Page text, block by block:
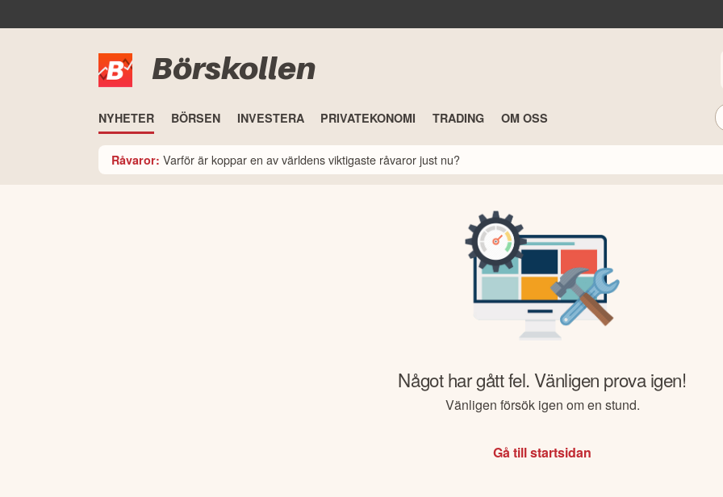
Börskollen
NYHETER BÖRSEN INVESTERA PRIVATEKONOMI TRADING OM OSS
Råvaror: Varför är koppar en av världens viktigaste råvaror just nu?
Något har gått fel. Vänligen prova igen!
Vänligen försök igen om en stund.
Gå till startsidan